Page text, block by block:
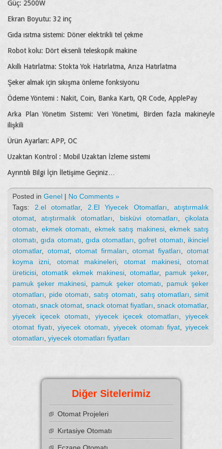
Güç: 2500W
Ekran Boyutu: 32 inç
Gıda ısıtma sistemi: Döner elektrikli tel çekme
Robot kolu: Dört eksenli teleskopik makine
Akıllı Hatırlatma: Stokta Yok Hatırlatma, Arıza Hatırlatma
Şeker almak için sıkışma önleme fonksiyonu
Ödeme Yöntemi : Nakit, Coin, Banka Kartı, QR Code, ApplePay
Arka Plan Yönetim Sistemi: Veri Yönetimi, Birden fazla makineyle
ilişkili
Ürün Ayarları: APP, OC
Uzaktan Kontrol : Mobil Uzaktan İzleme sistemi
Ayrıntılı Bilgi İçin İletişime Geçiniz…
Posted in Genel | No Comments »
Tags: 2.el otomatlar, 2.El Yiyecek Otomatları
atıştırmalık
otomat ,atıştırmalık otomatları bisküvi otomatları ,çikolata
otomatı
ekmek otomatı ekmek satış makinesi,ekmek satış
otomatı ,gıda otomatı gıda otomatları ,gofret otomatı
ikinciel
otomatlar, otomat, otomat firmaları ,otomat fiyatları ,otomat
koyma izni
otomat makineleri ,otomat makinesi,otomat
üreticisi ,otomatik ekmek makinesi ,otomatlar, pamuk şeker,
pamuk şeker makinesi
pamuk şeker otomatı
pamuk şeker
otomatları
pide otomatı ,satış otomatı satış otomatları ,simit
otomatı snack otomat snack otomat fiyatları snack otomatlar,
yiyecek içecek otomatı
yiyecek içecek otomatları ,yiyecek
otomat fiyatı ,yiyecek otomatı yiyecek otomatı fiyat ,yiyecek
otomatları yiyecek otomatları fiyatları
Diğer Sitelerimiz
Otomat Projeleri
Kırtasiye Otomatı